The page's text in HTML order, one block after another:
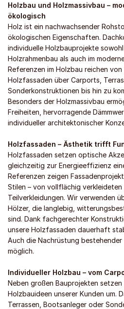
Holzbau und Holzmassivbau –
ökologisch
Holz ist ein nachwachsender
ökologischen Eigenschaften.
individuelle Holzbauprojekte sowohl
Holzrahmenbau als auch im
Referenzen im Holzbau reichen
Holzfassaden über Carports,
Sonderkonstruktionen bis hin zu
Besonders der Holzmassivbau
Freiheiten, hervorragende
individueller architektonischer
Holzfassaden – Ästhetik trifft
Holzfassaden setzen optische
gleichzeitig zur Energieeffizienz
Referenzen zeigen
Stilen – von vollflächig verkleideten
Teilverkleidungen. Wir verwenden
Hölzer, die langlebig,
sind. Dank fachgerechter
unsere Holzfassaden dauerhaft
Auch die Nachrüstung
möglich.
Individueller Holzbau – vom
Neben großen Bauprojekten
Holzbauideen unserer Kunden um.
Terrassen, Bootsanleger oder